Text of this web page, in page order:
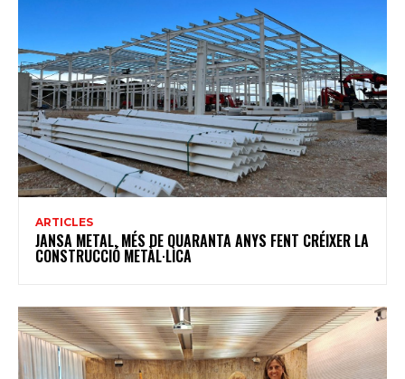
ARTICLES
JANSA METAL, MÉS DE QUARANTA ANYS FENT CRÉIXER LA
CONSTRUCCIÓ METÀL·LICA